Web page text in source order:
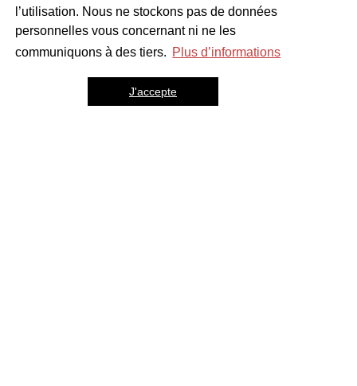
l’utilisation. Nous ne stockons pas de données
personnelles vous concernant ni ne les
communiquons à des tiers. Plus d’informations
J'accepte